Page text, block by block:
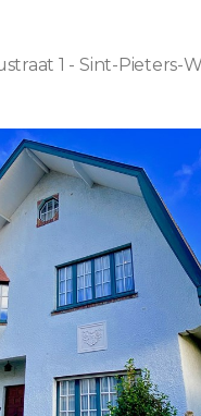
1 - Sint-Pieters-